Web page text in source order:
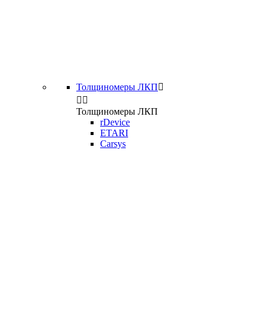
Толщиномеры ЛКП
 
Толщиномеры ЛКП
rDevice
ETARI
Carsys